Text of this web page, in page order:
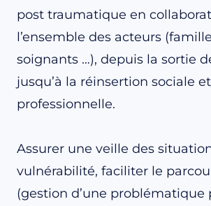
post traumatique en
l’ensemble des acteurs
soignants …), depuis la sortie
jusqu’à la réinsertion sociale
professionnelle.
Assurer une veille des
vulnérabilité, faciliter le
(gestion d’une problématique